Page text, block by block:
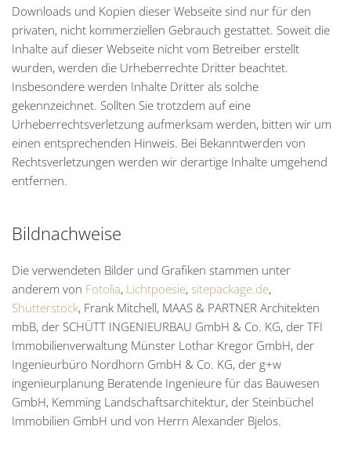
Downloads und Kopien dieser Webseite sind nur für den
privaten, nicht kommerziellen Gebrauch gestattet. Soweit die
Inhalte auf dieser Webseite nicht vom Betreiber erstellt
wurden, werden die Urheberrechte Dritter beachtet.
Insbesondere werden Inhalte Dritter als solche
gekennzeichnet. Sollten Sie trotzdem auf eine
Urheberrechtsverletzung aufmerksam werden, bitten wir um
einen entsprechenden Hinweis. Bei Bekanntwerden von
Rechtsverletzungen werden wir derartige Inhalte umgehend
entfernen.
Bildnachweise
Die verwendeten Bilder und Grafiken stammen unter
anderem von Fotolia, Lichtpoesie, sitepackage.de,
Shutterstock, Frank Mitchell, MAAS & PARTNER Architekten
mbB, der SCHÜTT INGENIEURBAU GmbH & Co. KG, der TFI
Immobilienverwaltung Münster Lothar Kregor GmbH, der
Ingenieurbüro Nordhorn GmbH & Co. KG, der g+w
ingenieurplanung Beratende Ingenieure für das Bauwesen
GmbH, Kemming Landschaftsarchitektur, der Steinbüchel
Immobilien GmbH und von Herrn Alexander Bjelos.